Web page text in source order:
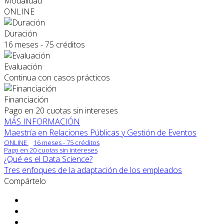
ONLINE
Duración
16 meses - 75 créditos
Evaluación
Continua con casos prácticos
Financiación
Pago en 20 cuotas sin intereses
MÁS INFORMACIÓN
Maestría en Relaciones Públicas y Gestión de Eventos
ONLINE
16 meses - 75 créditos
Pago en 20 cuotas sin intereses
¿Qué es el Data Science?
Tres enfoques de la adaptación de los empleados
Compártelo